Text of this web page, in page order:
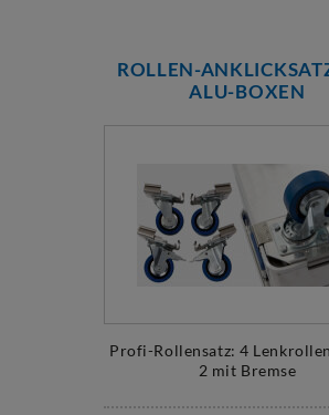
ROLLEN-
ALU-BOXEN
Profi-Rollensatz: 4
2 mit Bremse